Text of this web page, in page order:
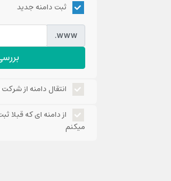
ثبت دامنه جدید
www.
انتقال دامنه از
از دامنه ای که قبلا
میکنم